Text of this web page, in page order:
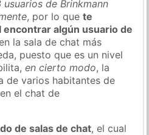
usuarios de Brinkmann
, por lo quete
algún usuario de
la sala de chat más
puesto que es un nivel
en cierto modo, la
de varios habitantes de
el chat de
de salas de chat, el cual